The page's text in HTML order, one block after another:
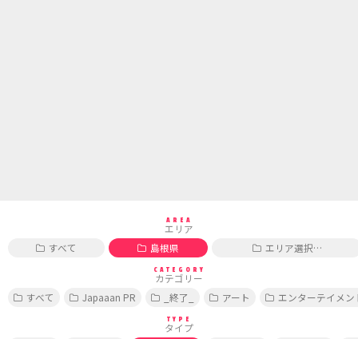
AREA
エリア
すべて
島根県 エリア選択…
CATEGORY
カテゴリー
すべて
Japaaan PR _終了_ アート エンターテイメン
TYPE
タイプ